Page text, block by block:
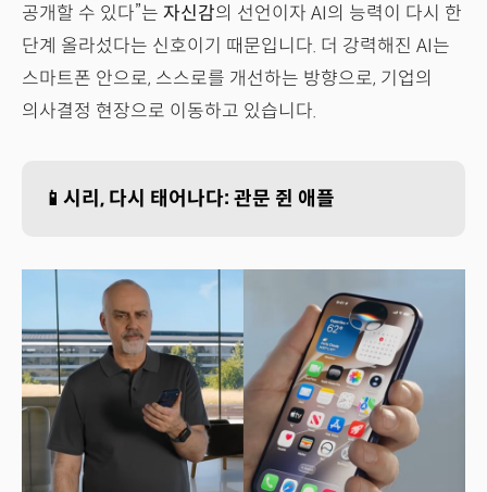
공개할 수 있다”는 자신감의 선언이자 AI의 능력이 다시 한
단계 올라섰다는 신호이기 때문입니다. 더 강력해진 AI는
스마트폰 안으로, 스스로를 개선하는 방향으로, 기업의
의사결정 현장으로 이동하고 있습니다.
📱시리, 다시 태어나다: 관문 쥔 애플